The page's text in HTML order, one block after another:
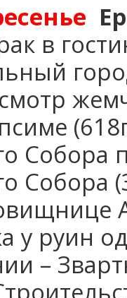
в
Собора
Собора
у руин
–